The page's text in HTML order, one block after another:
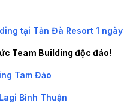
tại Tản Đà Resort 1 ngày
Team Building độc đáo!
Tam Đảo
Bình Thuận